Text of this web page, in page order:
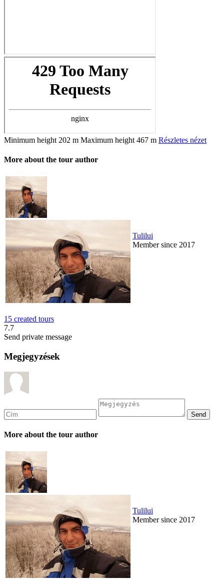
Minimum height 202 m Maximum height 467 m Részletes nézet
More about the tour author
Tulilui
Member since 2017
15 created tours
7.7
Send private message
Megjegyzések
More about the tour author
Tulilui
Member since 2017